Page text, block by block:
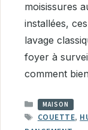
moisissures
installées,
lavage
foyer à
comment
CATÉGORIES
MAISON
ÉTIQUETTES
COUETTE,